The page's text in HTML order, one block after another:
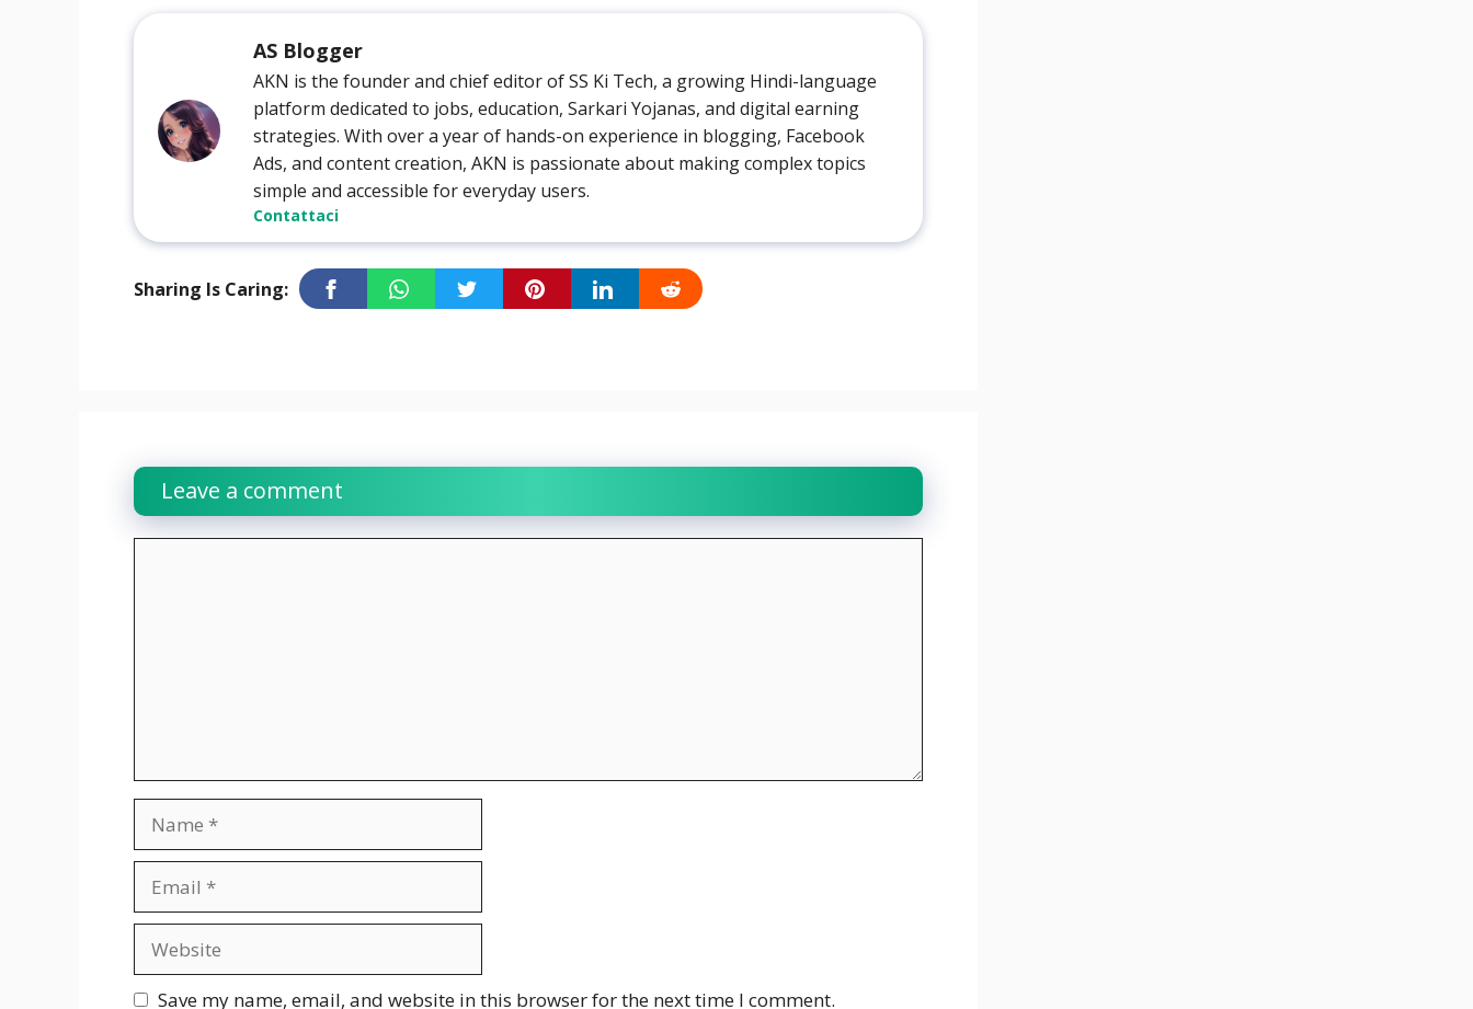
AS Blogger
AKN is the founder and chief editor of SS Ki Tech, a growing Hindi-language
platform dedicated to jobs, education, Sarkari Yojanas, and digital earning
strategies. With over a year of hands-on experience in blogging, Facebook
Ads, and content creation, AKN is passionate about making complex topics
simple and accessible for everyday users.
Contattaci
Sharing Is Caring:
Leave a comment
Save my name, email, and website in this browser for the next time I comment.